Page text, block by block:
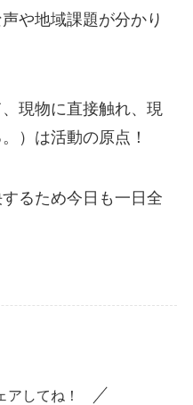
や地域課題が分かり
現物に直接触れ、現
）は活動の原点！
るため今日も一日全
アしてね！